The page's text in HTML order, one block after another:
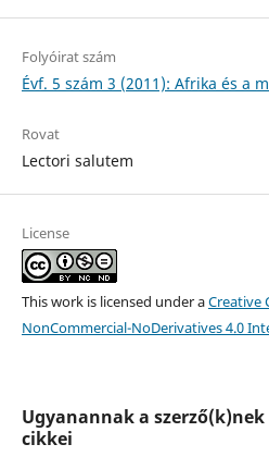
Folyóirat szám
Évf. 5 szám 3 (2011): Afrika és a
Rovat
Lectori salutem
License
This work is licensed under aCreative
NonCommercial-NoDerivatives 4.0
Ugyanannak a
cikkei